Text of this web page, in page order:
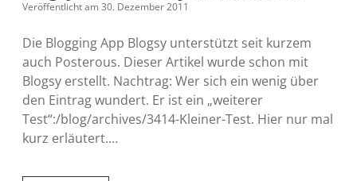
Veröffentlicht am 30. Dezember 2011
Die Blogging App Blogsy unterstützt seit kurzem
auch Posterous. Dieser Artikel wurde schon mit
Blogsy erstellt. Nachtrag: Wer sich ein wenig über
den Eintrag wundert. Er ist ein „weiterer
Test“:/blog/archives/3414-Kleiner-Test. Hier nur mal
kurz erläutert.…